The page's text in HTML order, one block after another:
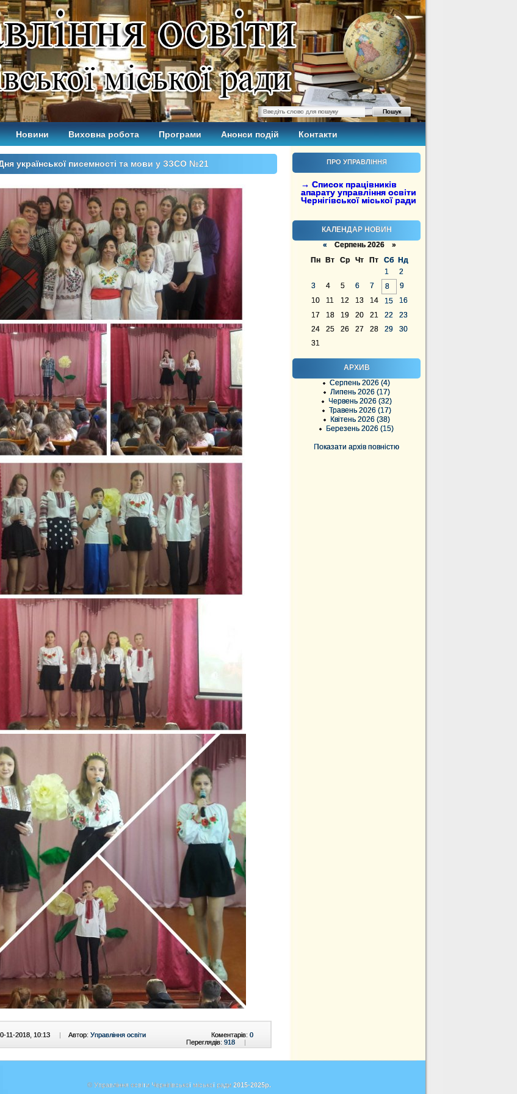
Новини Виховна робота Програми Анонси подій Контакти
ПРО УПРАВЛІННЯ
→ Список працівників
апарату управління освіти
Чернігівської міської ради
КАЛЕНДАР НОВИН
« Серпень 2026 »
Пн
Вт Ср Чт Пт Сб
Нд
1
2
3
4 5 6 7 8
9
10
11 12 13 14 15
16
17
18 19 20 21 22
23
24
25 26 27 28 29
30
31
АРХИВ
Серпень 2026 (4)
Липень 2026 (17)
Червень 2026 (32)
Травень 2026 (17)
Квітень 2026 (38)
Березень 2026 (15)
Показати архів повністю
української писемності та мови у ЗЗСО №21
11-2018, 10:13 | Автор: Управління освіти Коментарів: 0
Переглядів: 918 |
© Управління освіти Чернігівської міської ради 2015-2025р.